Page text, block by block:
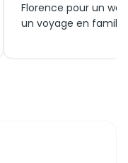
Florence pour un
un voyage en